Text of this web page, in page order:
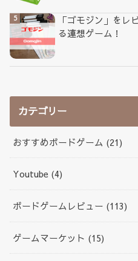
「ゴモジン」をレ
る連想ゲーム！
カテゴリー
おすすめボードゲーム (21)
Youtube (4)
ボードゲームレビュー (113)
ゲームマーケット (15)